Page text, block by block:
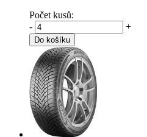
Počet kusů:
-
+
Do košíku